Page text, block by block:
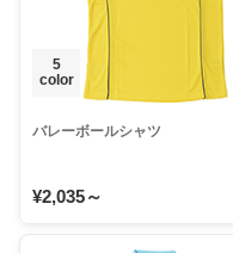
5
color
バレーボールシャツ
¥2,035～